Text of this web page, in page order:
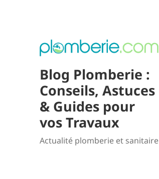
Blog Plomberie :
Conseils, Astuces
& Guides pour
vos Travaux
Actualité plomberie et sanitaire